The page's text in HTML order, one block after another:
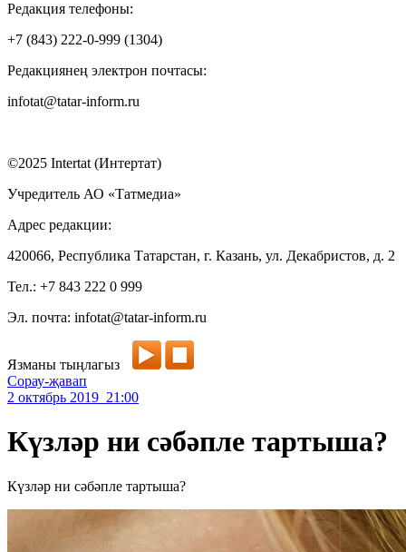
Редакция телефоны:
+7 (843) 222-0-999 (1304)
Редакциянең электрон почтасы:
infotat@tatar-inform.ru
©2025 Intertat (Интертат)
Учредитель АО «Татмедиа»
Адрес редакции:
420066, Республика Татарстан, г. Казань, ул. Декабристов, д. 2
Тел.: +7 843 222 0 999
Эл. почта: infotat@tatar-inform.ru
Язманы тыңлагыз
Сорау-җавап
2 октябрь 2019 21:00
Күзләр ни сәбәпле тартыша?
Күзләр ни сәбәпле тартыша?